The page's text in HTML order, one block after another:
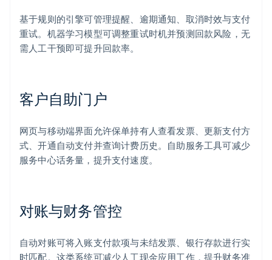
基于规则的引擎可管理提醒、逾期通知、取消时效与支付
重试。机器学习模型可调整重试时机并预测回款风险，无
需人工干预即可提升回款率。
客户自助门户
网页与移动端界面允许保单持有人查看发票、更新支付方
式、开通自动支付并查询计费历史。自助服务工具可减少
服务中心话务量，提升支付速度。
对账与财务管控
自动对账可将入账支付款项与未结发票、银行存款进行实
时匹配。这类系统可减少人工现金应用工作，提升财务准